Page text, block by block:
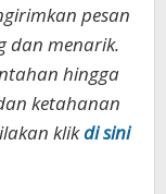
pesan
dan menarik.
hingga
ketahanan
klikdi sini